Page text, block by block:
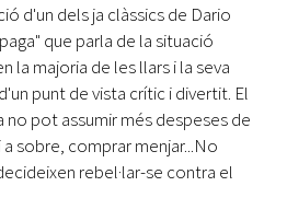
d'un dels ja clàssics de Dario
que parla de la situació
la majoria de les llars i la seva
punt de vista crític i divertit. El
no pot assumir més despeses de
sobre, comprar menjar...No
rebel·lar-se contra el